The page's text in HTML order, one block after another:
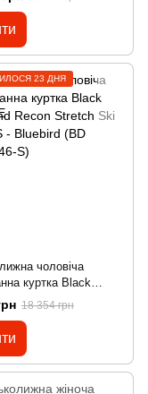
CA93.423-S)
23 ДНЯ
чоловіча
куртка Black
Recon Stretch Ski
- Bluebird (BD
S)
18 354 грн